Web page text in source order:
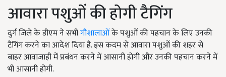
आवारा पशुओं की होगी टैगिंग
दुर्ग जिले के डीएम ने सभीगौशालाओंके पशुओं की पहचान के लिए उनकी
टैगिंग करने का आदेश दिया है. इस कदम से आवारा पशुओं की शहर से
बाहर आवाजाही में प्रबंधन करने में आसानी होगी और उनकी पहचान करने में
भी आसानी होगी.